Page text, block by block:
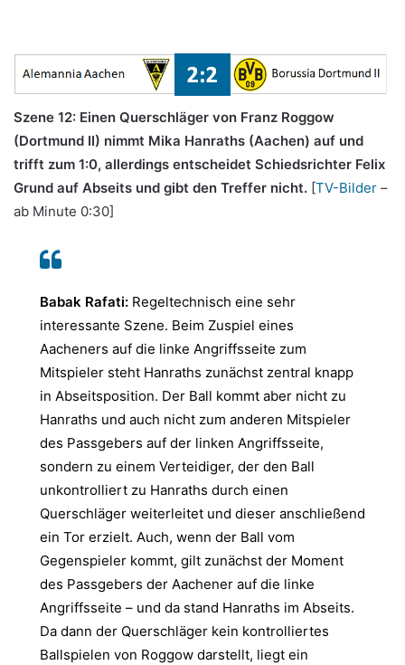
Szene 12: Einen Querschläger von Franz Roggow
(Dortmund II) nimmt Mika Hanraths (Aachen) auf und
trifft zum 1:0, allerdings entscheidet Schiedsrichter Felix
Grund auf Abseits und gibt den Treffer nicht. [TV-Bilder –
ab Minute 0:30]
Babak Rafati: Regeltechnisch eine sehr
interessante Szene. Beim Zuspiel eines
Aacheners auf die linke Angriffsseite zum
Mitspieler steht Hanraths zunächst zentral knapp
in Abseitsposition. Der Ball kommt aber nicht zu
Hanraths und auch nicht zum anderen Mitspieler
des Passgebers auf der linken Angriffsseite,
sondern zu einem Verteidiger, der den Ball
unkontrolliert zu Hanraths durch einen
Querschläger weiterleitet und dieser anschließend
ein Tor erzielt. Auch, wenn der Ball vom
Gegenspieler kommt, gilt zunächst der Moment
des Passgebers der Aachener auf die linke
Angriffsseite – und da stand Hanraths im Abseits.
Da dann der Querschläger kein kontrolliertes
Ballspielen von Roggow darstellt, liegt ein